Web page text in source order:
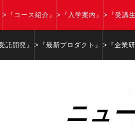
>『コース紹介』 >『入学案内』 >『受講生
託開発』 >『最新プロダクト』 >『企業研
ニュ